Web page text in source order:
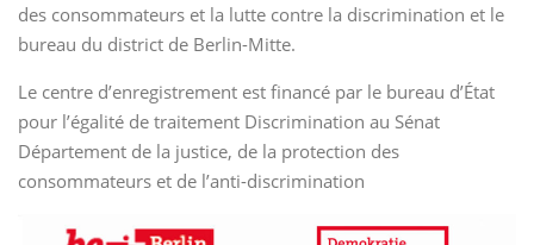
des consommateurs et la lutte contre la discrimination et le
bureau du district de Berlin-Mitte.
Le centre d’enregistrement est financé par le bureau d’État
pour l’égalité de traitement Discrimination au Sénat
Département de la justice, de la protection des
consommateurs et de l’anti-discrimination